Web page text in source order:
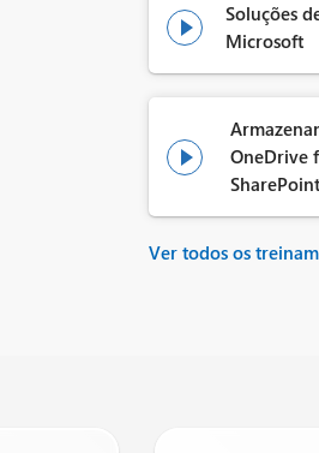

Soluções
Microsoft

OneDrive
Ver todos os